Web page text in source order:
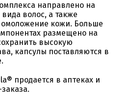
направлено на
волос, а также
омоложение кожи. Больше
размещено на
высокую
капсулы поставляются в
продается в аптеках и